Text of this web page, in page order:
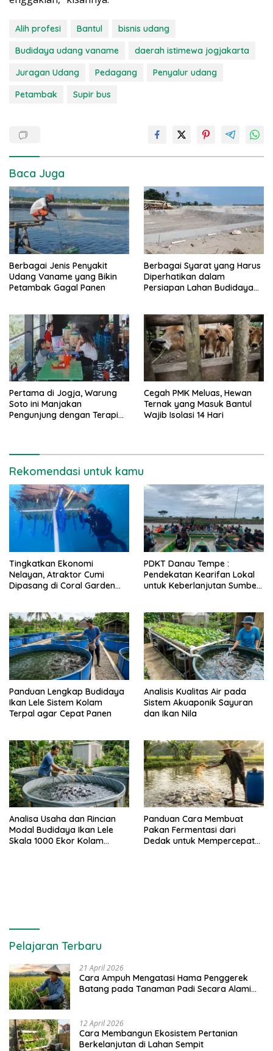
Alih profesi Bantul
bisnis udang
Budidaya udang vaname
daerah istimewa jogjakarta
Juragan Udang
Pedagang
Penyalur udang
Petambak
Supir bus
Baca Juga
Berbagai Jenis Penyakit
Udang Vaname yang Bikin
Petambak Gagal Panen
Berbagai Syarat yang Harus
Diperhatikan dalam
Persiapan Lahan Budidaya
Pertama di Jogja, Warung
Soto ini Manjakan
Pengunjung dengan Terapi
Cegah PMK Meluas, Hewan
Ternak yang Masuk Bantul
Wajib Isolasi 14 Hari
Rekomendasi untuk kamu
Tingkatkan Ekonomi
Nelayan, Atraktor Cumi
Dipasang di Coral Garden
PDKT Danau Tempe :
Pendekatan Kearifan Lokal
untuk Keberlanjutan Sumber
Panduan Lengkap Budidaya
Ikan Lele Sistem Kolam
Terpal agar Cepat Panen
Analisis Kualitas Air pada
Sistem Akuaponik Sayuran
dan Ikan Nila
Analisa Usaha dan Rincian
Modal Budidaya Ikan Lele
Skala 1000 Ekor Kolam
Panduan Cara Membuat
Pakan Fermentasi dari
Dedak untuk Mempercepat
Pelajaran Terbaru
21 April 2026
Cara Ampuh Mengatasi Hama Penggerek
Batang pada Tanaman Padi Secara Alami
12 April 2026
Cara Membangun Ekosistem Pertanian
Berkelanjutan di Lahan Sempit